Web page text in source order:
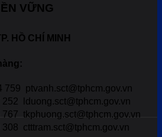
VỮNG
HỒ CHÍ MINH
759 ptvanh.sct@tphcm.gov.vn
252
lduong.sct@tphcm.gov.vn
767 tkphuong.sct@tphcm.gov.vn
308 ctttram.sct@tphcm.gov.vn